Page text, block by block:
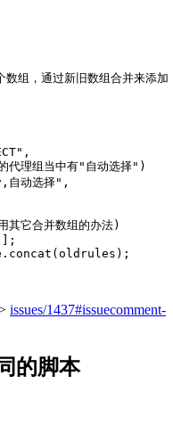
，通过新旧数组合并来添加
,
代理组当中有"自动选择")
动选择"
,
其它合并数组的办法)
];
concat (oldrules);
issues/1437#issuecomment-
的脚本